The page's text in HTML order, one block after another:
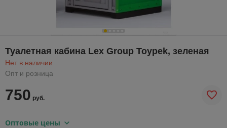
Туалетная кабина Lex Group Toypek, зеленая
Нет в наличии
Опт и розница
750 руб.
Оптовые цены